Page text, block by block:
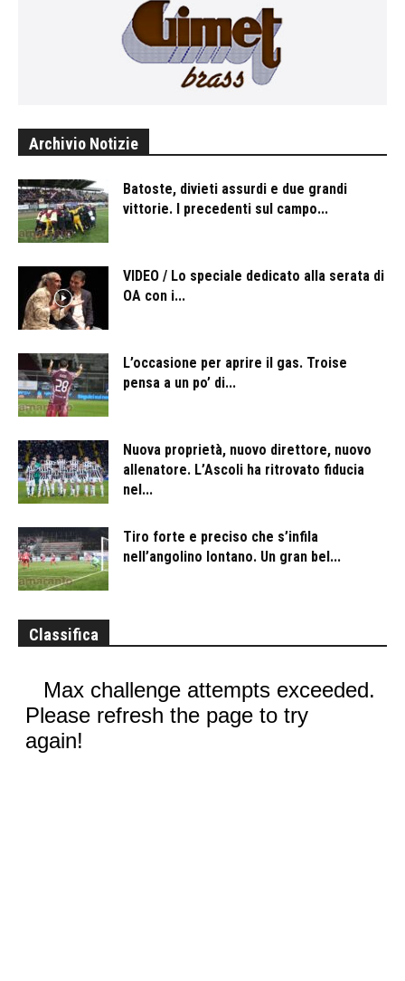
Archivio Notizie
Batoste, divieti assurdi e due grandi
vittorie. I precedenti sul campo...
VIDEO / Lo speciale dedicato alla serata di
OA con i...
L’occasione per aprire il gas. Troise
pensa a un po’ di...
Nuova proprietà, nuovo direttore, nuovo
allenatore. L’Ascoli ha ritrovato fiducia
nel...
Tiro forte e preciso che s’infila
nell’angolino lontano. Un gran bel...
Classifica